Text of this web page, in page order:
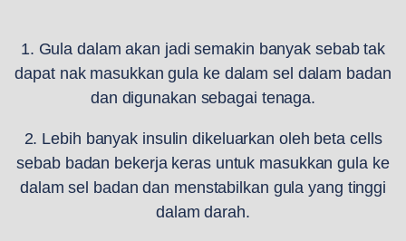
1. Gula dalam akan jadi semakin banyak sebab tak
dapat nak masukkan gula ke dalam sel dalam badan
dan digunakan sebagai tenaga.
2. Lebih banyak insulin dikeluarkan oleh beta cells
sebab badan bekerja keras untuk masukkan gula ke
dalam sel badan dan menstabilkan gula yang tinggi
dalam darah.